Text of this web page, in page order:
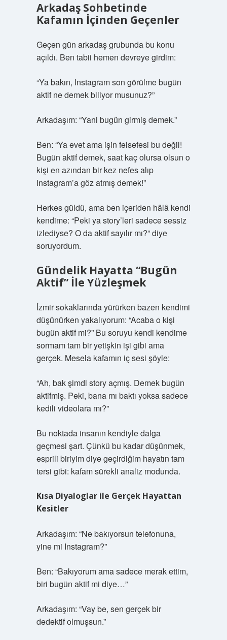
Arkadaş Sohbetinde
Kafamın İçinden Geçenler
Geçen gün arkadaş grubunda bu konu
açıldı. Ben tabii hemen devreye girdim:
“Ya bakın, Instagram son görülme bugün
aktif ne demek biliyor musunuz?”
Arkadaşım: “Yani bugün girmiş demek.”
Ben: “Ya evet ama işin felsefesi bu değil!
Bugün aktif demek, saat kaç olursa olsun o
kişi en azından bir kez nefes alıp
Instagram’a göz atmış demek!”
Herkes güldü, ama ben içeriden hâlâ kendi
kendime: “Peki ya story’leri sadece sessiz
izlediyse? O da aktif sayılır mı?” diye
soruyordum.
Gündelik Hayatta “Bugün
Aktif” İle Yüzleşmek
İzmir sokaklarında yürürken bazen kendimi
düşünürken yakalıyorum: “Acaba o kişi
bugün aktif mi?” Bu soruyu kendi kendime
sormam tam bir yetişkin işi gibi ama
gerçek. Mesela kafamın iç sesi şöyle:
“Ah, bak şimdi story açmış. Demek bugün
aktifmiş. Peki, bana mı baktı yoksa sadece
kedili videolara mı?”
Bu noktada insanın kendiyle dalga
geçmesi şart. Çünkü bu kadar düşünmek,
esprili biriyim diye geçirdiğim hayatın tam
tersi gibi: kafam sürekli analiz modunda.
Kısa Diyaloglar ile Gerçek Hayattan
Kesitler
Arkadaşım: “Ne bakıyorsun telefonuna,
yine mi Instagram?”
Ben: “Bakıyorum ama sadece merak ettim,
biri bugün aktif mi diye…”
Arkadaşım: “Vay be, sen gerçek bir
dedektif olmuşsun.”